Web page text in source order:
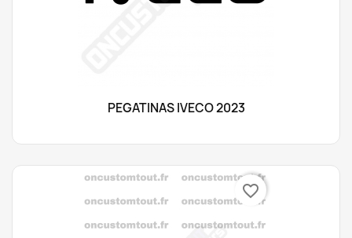
PEGATINAS IVECO 2023
favorite_border